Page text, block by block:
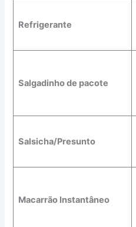
Refrigerante
Salgadinho de pacote
Salsicha/Presunto
Macarrão Instantâneo